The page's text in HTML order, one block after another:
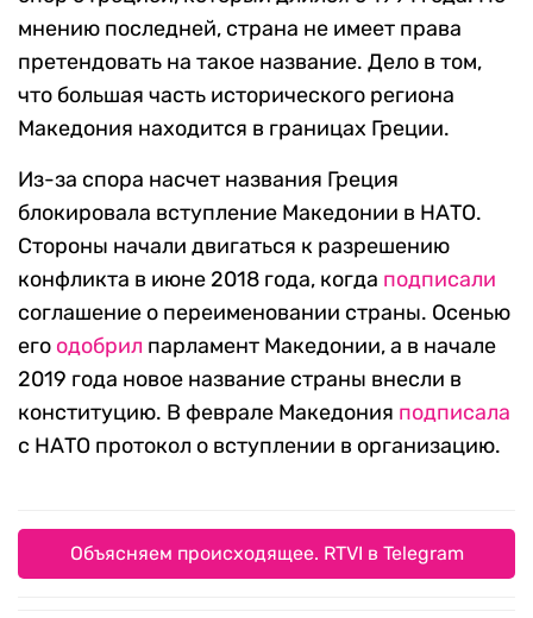
мнению последней, страна не имеет права
претендовать на такое название. Дело в том,
что большая часть исторического региона
Македония находится в границах Греции.
Из-за спора насчет названия Греция
блокировала вступление Македонии в НАТО.
Стороны начали двигаться к разрешению
конфликта в июне 2018 года, когда подписали
соглашение о переименовании страны. Осенью
его одобрил парламент Македонии, а в начале
2019 года новое название страны внесли в
конституцию. В феврале Македония подписала
с НАТО протокол о вступлении в организацию.
Объясняем происходящее. RTVI в Telegram